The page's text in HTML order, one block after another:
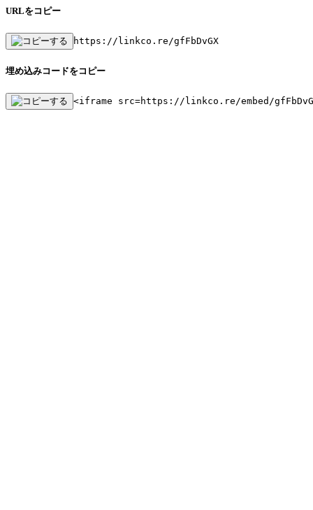
URLをコピー
https://linkco.re/gfFbDvGX
埋め込みコードをコピー
<iframe src=https://linkco.re/embed/